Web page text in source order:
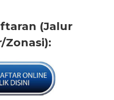
(Jalur
Zonasi):